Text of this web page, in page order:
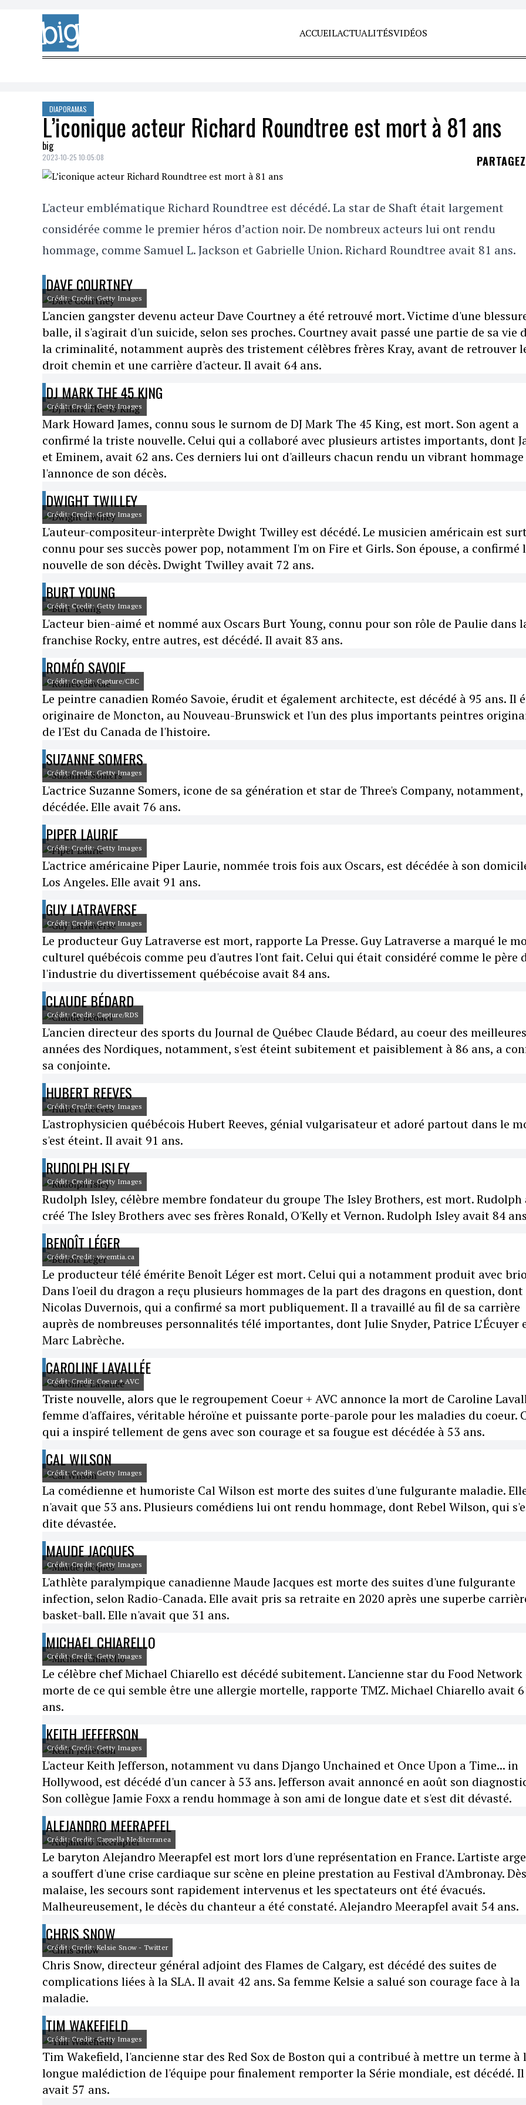
Skip to content
ACCUEILACTUALITÉSVIDÉOS
DIAPORAMAS
L’iconique acteur Richard Roundtree est mort à 81 ans
big
2023-10-25 10:05:08 PARTAGEZ
L'acteur emblématique Richard Roundtree est décédé. La star de Shaft était largement
considérée comme le premier héros d’action noir. De nombreux acteurs lui ont rendu
hommage, comme Samuel L. Jackson et Gabrielle Union. Richard Roundtree avait 81 ans.
DAVE COURTNEY
Crédit: Credit: Getty Images
L'ancien gangster devenu acteur Dave Courtney a été retrouvé mort. Victime d'une
balle, il s'agirait d'un suicide, selon ses proches. Courtney avait passé une partie de sa vie
la criminalité, notamment auprès des tristement célèbres frères Kray, avant de retrouver
droit chemin et une carrière d'acteur. Il avait 64 ans.
DJ MARK THE 45 KING
Crédit: Credit: Getty Images
Mark Howard James, connu sous le surnom de DJ Mark The 45 King, est mort. Son agent a
confirmé la triste nouvelle. Celui qui a collaboré avec plusieurs artistes importants, dont
et Eminem, avait 62 ans. Ces derniers lui ont d'ailleurs chacun rendu un vibrant hommage
l'annonce de son décès.
DWIGHT TWILLEY
Crédit: Credit: Getty Images
L'auteur-compositeur-interprète Dwight Twilley est décédé. Le musicien américain est
connu pour ses succès power pop, notamment I'm on Fire et Girls. Son épouse, a confirmé
nouvelle de son décès. Dwight Twilley avait 72 ans.
BURT YOUNG
Crédit: Credit: Getty Images
L'acteur bien-aimé et nommé aux Oscars Burt Young, connu pour son rôle de Paulie dans
franchise Rocky, entre autres, est décédé. Il avait 83 ans.
ROMÉO SAVOIE
Crédit: Credit: Capture/CBC
Le peintre canadien Roméo Savoie, érudit et également architecte, est décédé à 95 ans. Il
originaire de Moncton, au Nouveau-Brunswick et l'un des plus importants peintres
de l'Est du Canada de l'histoire.
SUZANNE SOMERS
Crédit: Credit: Getty Images
L'actrice Suzanne Somers, icone de sa génération et star de Three's Company, notamment,
décédée. Elle avait 76 ans.
PIPER LAURIE
Crédit: Credit: Getty Images
L'actrice américaine Piper Laurie, nommée trois fois aux Oscars, est décédée à son
Los Angeles. Elle avait 91 ans.
GUY LATRAVERSE
Crédit: Credit: Getty Images
Le producteur Guy Latraverse est mort, rapporte La Presse. Guy Latraverse a marqué le
culturel québécois comme peu d'autres l'ont fait. Celui qui était considéré comme le père
l'industrie du divertissement québécoise avait 84 ans.
CLAUDE BÉDARD
Crédit: Credit: Capture/RDS
L'ancien directeur des sports du Journal de Québec Claude Bédard, au coeur des meilleures
années des Nordiques, notamment, s'est éteint subitement et paisiblement à 86 ans, a
sa conjointe.
HUBERT REEVES
Crédit: Credit: Getty Images
L'astrophysicien québécois Hubert Reeves, génial vulgarisateur et adoré partout dans le
s'est éteint. Il avait 91 ans.
RUDOLPH ISLEY
Crédit: Credit: Getty Images
Rudolph Isley, célèbre membre fondateur du groupe The Isley Brothers, est mort. Rudolph
créé The Isley Brothers avec ses frères Ronald, O'Kelly et Vernon. Rudolph Isley avait 84
BENOÎT LÉGER
Crédit: Credit: vivemtia.ca
Le producteur télé émérite Benoît Léger est mort. Celui qui a notamment produit avec brio
Dans l'oeil du dragon a reçu plusieurs hommages de la part des dragons en question, dont
Nicolas Duvernois, qui a confirmé sa mort publiquement. Il a travaillé au fil de sa carrière
auprès de nombreuses personnalités télé importantes, dont Julie Snyder, Patrice L’Écuyer
Marc Labrèche.
CAROLINE LAVALLÉE
Crédit: Credit: Coeur + AVC
Triste nouvelle, alors que le regroupement Coeur + AVC annonce la mort de Caroline
femme d'affaires, véritable héroïne et puissante porte-parole pour les maladies du coeur.
qui a inspiré tellement de gens avec son courage et sa fougue est décédée à 53 ans.
CAL WILSON
Crédit: Credit: Getty Images
La comédienne et humoriste Cal Wilson est morte des suites d'une fulgurante maladie.
n'avait que 53 ans. Plusieurs comédiens lui ont rendu hommage, dont Rebel Wilson, qui
dite dévastée.
MAUDE JACQUES
Crédit: Credit: Getty Images
L'athlète paralympique canadienne Maude Jacques est morte des suites d'une fulgurante
infection, selon Radio-Canada. Elle avait pris sa retraite en 2020 après une superbe
basket-ball. Elle n'avait que 31 ans.
MICHAEL CHIARELLO
Crédit: Credit: Getty Images
Le célèbre chef Michael Chiarello est décédé subitement. L'ancienne star du Food Network
morte de ce qui semble être une allergie mortelle, rapporte TMZ. Michael Chiarello avait
ans.
KEITH JEFFERSON
Crédit: Credit: Getty Images
L'acteur Keith Jefferson, notamment vu dans Django Unchained et Once Upon a Time... in
Hollywood, est décédé d'un cancer à 53 ans. Jefferson avait annoncé en août son
Son collègue Jamie Foxx a rendu hommage à son ami de longue date et s'est dit dévasté.
ALEJANDRO MEERAPFEL
Crédit: Credit: Cappella Mediterranea
Le baryton Alejandro Meerapfel est mort lors d'une représentation en France. L'artiste
a souffert d'une crise cardiaque sur scène en pleine prestation au Festival d'Ambronay.
malaise, les secours sont rapidement intervenus et les spectateurs ont été évacués.
Malheureusement, le décès du chanteur a été constaté. Alejandro Meerapfel avait 54 ans.
CHRIS SNOW
Crédit: Credit: Kelsie Snow - Twitter
Chris Snow, directeur général adjoint des Flames de Calgary, est décédé des suites de
complications liées à la SLA. Il avait 42 ans. Sa femme Kelsie a salué son courage face à la
maladie.
TIM WAKEFIELD
Crédit: Credit: Getty Images
Tim Wakefield, l'ancienne star des Red Sox de Boston qui a contribué à mettre un terme à
longue malédiction de l'équipe pour finalement remporter la Série mondiale, est décédé. Il
avait 57 ans.